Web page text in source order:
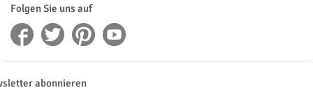
Folgen Sie uns auf
abonnieren